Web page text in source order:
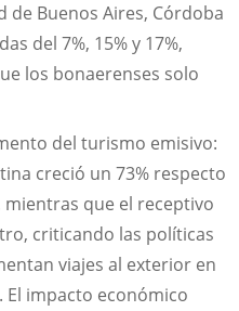
Buenos Aires, Córdoba
del 7%, 15% y 17%,
los bonaerenses solo
del turismo emisivo:
creció un 73% respecto
que el receptivo
criticando las políticas
viajes al exterior en
impacto económico